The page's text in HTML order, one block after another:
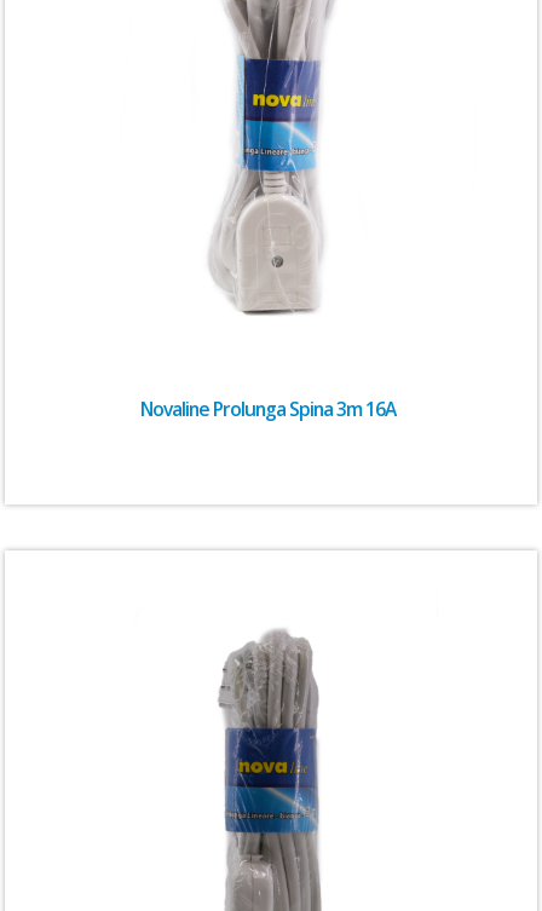
Novaline Prolunga Spina 3m 16A